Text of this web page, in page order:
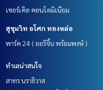
เซอร์เคิล คอนโดมิเนียม
สุขุมวิท อโศก ทองหล่อ
พาร์ค 24 ( ออริจิ้น พร้อมพงษ์ )
ทำเลน่าสนใจ
สาทร นราธิวาส